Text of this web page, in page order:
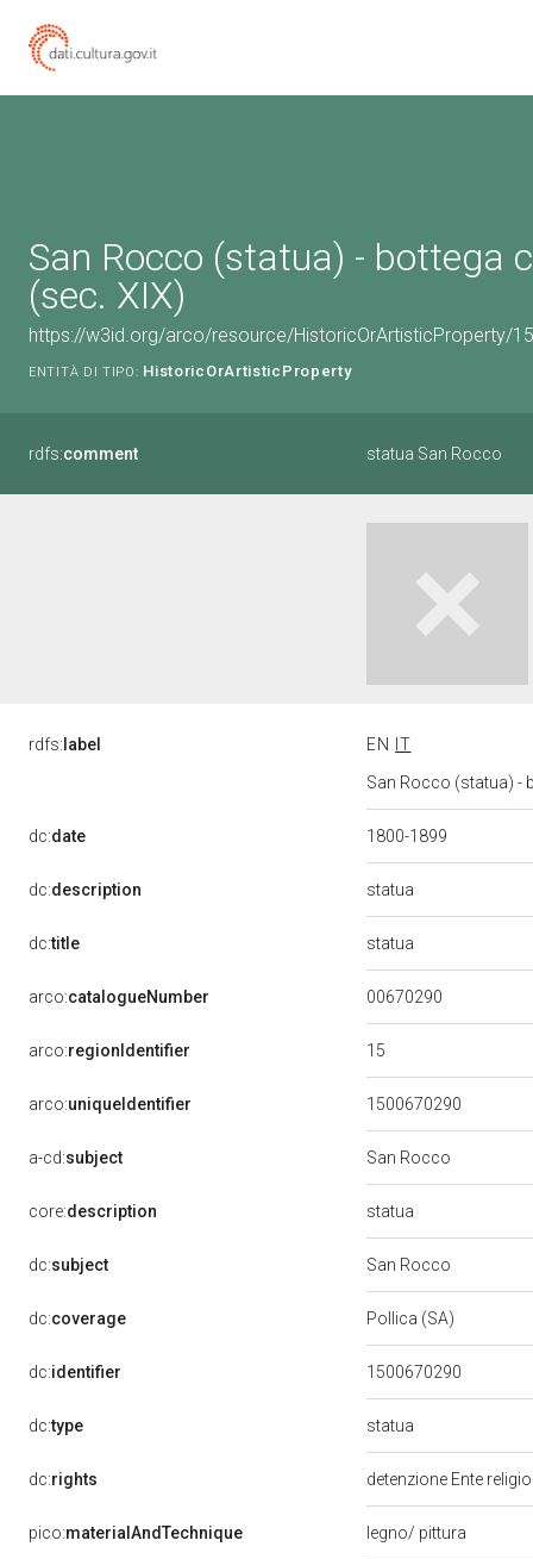
San Rocco (statua) - bottega
(sec. XIX)
https://w3id.org/arco/resource/HistoricOrArtisticProperty/
ENTITÀ DI TIPO: HistoricOrArtisticProperty
rdfs:comment statua San Rocco
rdfs: label EN
IT
San Rocco (statua) -
dc:date 1800-1899
dc:description statua
dc:title statua
arco:catalogueNumber 00670290
arco:regionIdentifier 15
arco:uniqueIdentifier 1500670290
a-cd:subject San Rocco
core:description statua
dc:subject San Rocco
dc:coverage Pollica (SA)
dc:identifier 1500670290
dc:type statua
dc:rights detenzione Ente
pico:materialAndTechnique legno/ pittura